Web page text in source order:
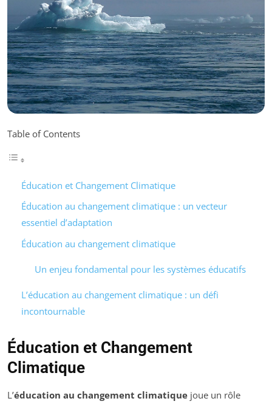
Table of Contents
Éducation et Changement Climatique
Éducation au changement climatique : un vecteur
essentiel d’adaptation
Éducation au changement climatique
Un enjeu fondamental pour les systèmes éducatifs
L’éducation au changement climatique : un défi
incontournable
Éducation et Changement
Climatique
L’éducation au changement climatique joue un rôle